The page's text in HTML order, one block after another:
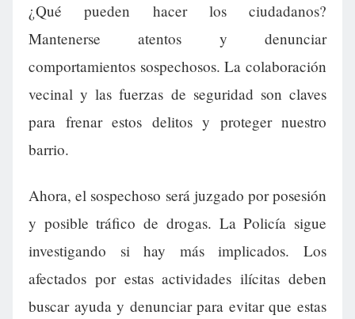
¿Qué pueden hacer los ciudadanos?
Mantenerse atentos y denunciar
comportamientos sospechosos. La colaboración
vecinal y las fuerzas de seguridad son claves
para frenar estos delitos y proteger nuestro
barrio.
Ahora, el sospechoso será juzgado por posesión
y posible tráfico de drogas. La Policía sigue
investigando si hay más implicados. Los
afectados por estas actividades ilícitas deben
buscar ayuda y denunciar para evitar que estas